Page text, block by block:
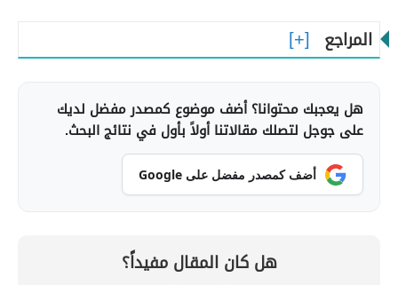
المراجع
هل يعجبك محتوانا؟ أضف موضوع كمصدر مفضل لديك
على جوجل لتصلك مقالاتنا أولاً بأول في نتائج البحث.
أضف كمصدر مفضل على Google
هل كان المقال مفيداً؟